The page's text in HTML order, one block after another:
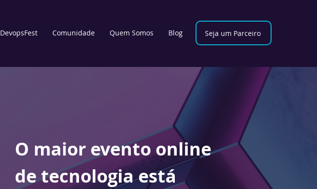
DevopsFest Comunidade Quem Somos Blog Seja um Parceiro
O maior evento online
de tecnologia está